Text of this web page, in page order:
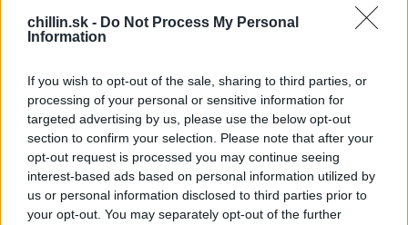
chillin.sk - Do Not Process My Personal
Information
If you wish to opt-out of the sale, sharing to third parties, or
processing of your personal or sensitive information for
targeted advertising by us, please use the below opt-out
section to confirm your selection. Please note that after your
opt-out request is processed you may continue seeing
interest-based ads based on personal information utilized by
us or personal information disclosed to third parties prior to
your opt-out. You may separately opt-out of the further
Servazovi, veliteľovi kriminalistickej jednotky v
Toulouse.
a
h
f
o
r